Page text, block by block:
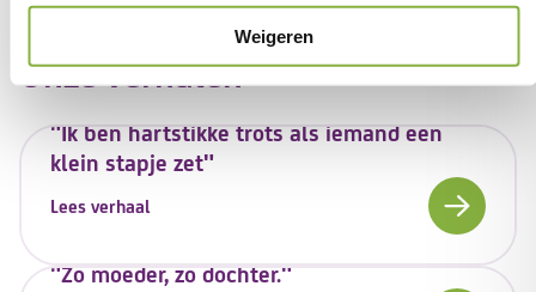
Weigeren
Onze verhalen
"Ik ben hartstikke trots als iemand een
klein stapje zet"
Lees verhaal
"Zo moeder, zo dochter."